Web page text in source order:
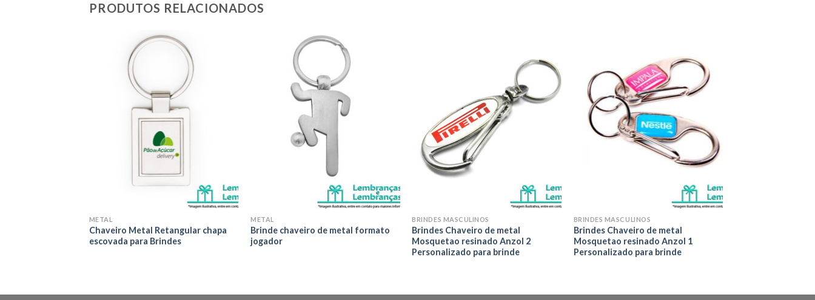
PRODUTOS RELACIONADOS
METAL
Chaveiro Metal Retangular chapa
escovada para Brindes
METAL
Brinde chaveiro de metal formato
jogador
Adicionar
aos meus
BRINDES MASCULINOS
Brindes Chaveiro de metal
Mosquetao resinado Anzol 2
Personalizado para brinde
Adicionar
aos meus
desejos
BRINDES MASCULINOS
Brindes Chaveiro de metal
Mosquetao resinado Anzol 1
Personalizado para brinde